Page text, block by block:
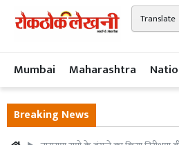
Translate
Mumbai Maharashtra
Breaking News